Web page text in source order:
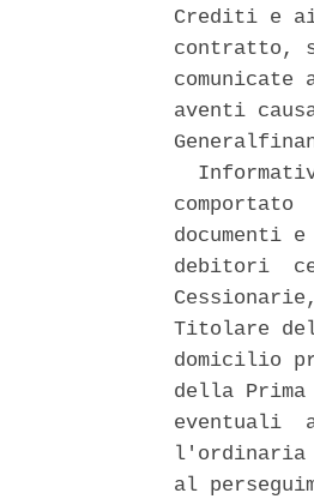
Crediti e
contratto,
aventi
documenti
debitori
Titolare
domicilio
della
eventuali
al